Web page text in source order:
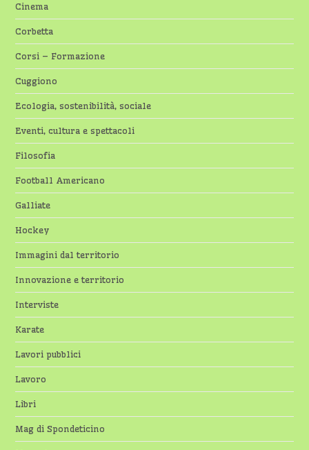
Cinema
Corbetta
Corsi – Formazione
Cuggiono
Ecologia, sostenibilità, sociale
Eventi, cultura e spettacoli
Filosofia
Football Americano
Galliate
Hockey
Immagini dal territorio
Innovazione e territorio
Interviste
Karate
Lavori pubblici
Lavoro
Libri
Mag di Spondeticino